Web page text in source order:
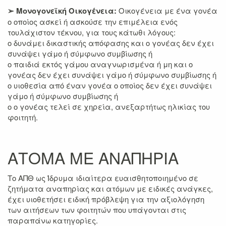
➢ Μονογονεϊκή Οικογένεια: Οικογένεια με ένα γονέα
ο οποίος ασκεί ή ασκούσε την επιμέλεια ενός
τουλάχιστον τέκνου, για τους κάτωθι λόγους:
o δυνάμει δικαστικής απόφασης και ο γονέας δεν έχει
συνάψει γάμο ή σύμφωνο συμβίωσης ή
o παιδιά εκτός γάμου αναγνωρισμένα ή μη και ο
γονέας δεν έχει συνάψει γάμο ή σύμφωνο συμβίωσης ή
o υιοθεσία από έναν γονέα ο οποίος δεν έχει συνάψει
γάμο ή σύμφωνο συμβίωσης ή
o ο γονέας τελεί σε χηρεία, ανεξαρτήτως ηλικίας του
φοιτητή.
ΑΤΟΜΑ ΜΕ ΑΝΑΠΗΡΙΑ
Το ΑΠΘ ως Ίδρυμα ιδιαίτερα ευαισθητοποιημένο σε
ζητήματα αναπηρίας και ατόμων με ειδικές ανάγκες,
έχει υιοθετήσει ειδική πρόβλεψη για την αξιολόγηση
των αιτήσεων των φοιτητών που υπάγονται στις
παραπάνω κατηγορίες.